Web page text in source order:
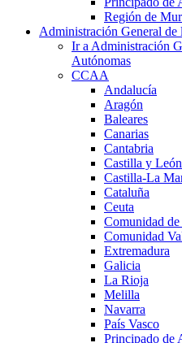
Región de
Administración General de
Ir a Administración
Autónomas
CCAA
Andalucía
Aragón
Baleares
Canarias
Cantabria
Castilla y León
Castilla-La
Cataluña
Ceuta
Comunidad
Comunidad
Extremadura
Galicia
La Rioja
Melilla
Navarra
País Vasco
Principado de